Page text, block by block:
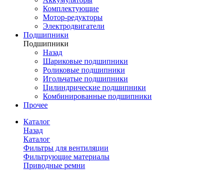
Комплектующие
Мотор-редукторы
Электродвигатели
Подшипники
Подшипники
Назад
Шариковые подшипники
Роликовые подшипники
Игольчатые подшипники
Цилиндрические подшипники
Комбинированные подшипники
Прочее
Каталог
Назад
Каталог
Фильтры для вентиляции
Фильтрующие материалы
Приводные ремни